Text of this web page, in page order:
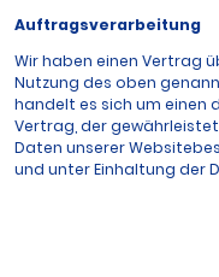
Auftragsverarbeitung
Wir haben einen Vertrag
Nutzung des oben
handelt es sich um einen
Vertrag, der
Daten unserer
und unter Einhaltung der